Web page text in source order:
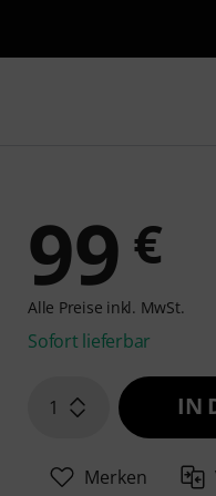
mit Suchwort
99 €
Alle Preise inkl. MwSt.
Sofort lieferbar
1 IN
Merken